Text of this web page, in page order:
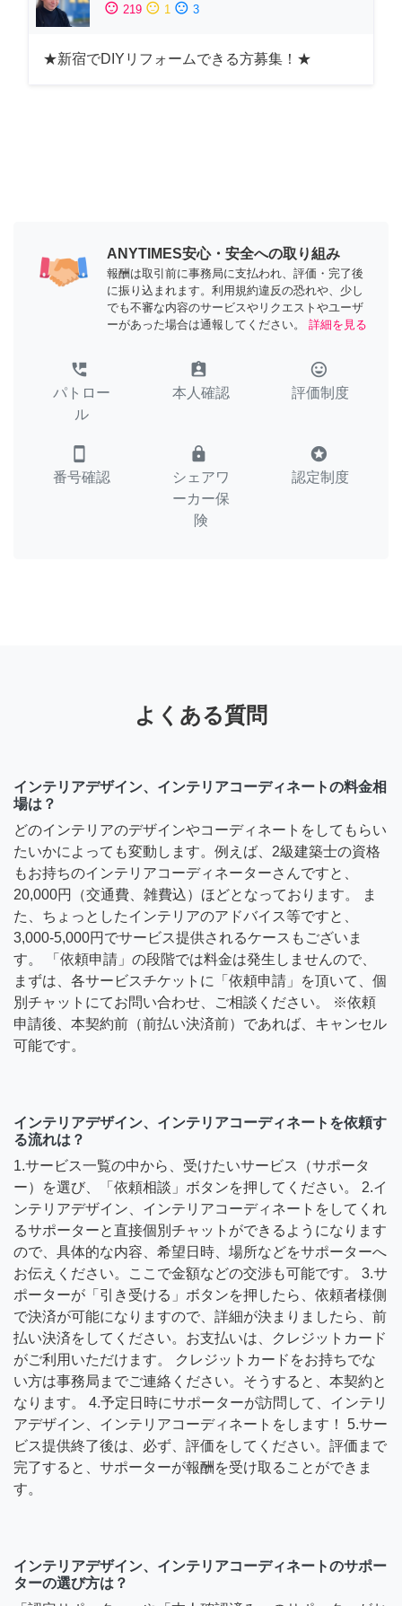
sentiment_satisfied 219 sentiment_neutral 1 sentiment_dissatisfied 3
★新宿でDIYリフォームできる方募集！★
ANYTIMES安心・安全への取り組み
報酬は取引前に事務局に支払われ、評価・完了後
に振り込まれます。利用規約違反の恐れや、少し
でも不審な内容のサービスやリクエストやユーザ
ーがあった場合は通報してください。
詳細を見る
perm_phone_msg
パトロー
ル
assignment_ind
本人確認
tag_faces
評価制度
smartphone
番号確認
lock
シェアワ
ーカー保
険
stars
認定制度
よくある質問
インテリアデザイン、インテリアコーディネートの料金相
場は？
どのインテリアのデザインやコーディネートをしてもらい
たいかによっても変動します。例えば、2級建築士の資格
もお持ちのインテリアコーディネーターさんですと、
20,000円（交通費、雑費込）ほどとなっております。 ま
た、ちょっとしたインテリアのアドバイス等ですと、
3,000-5,000円でサービス提供されるケースもございま
す。 「依頼申請」の段階では料金は発生しませんので、
まずは、各サービスチケットに「依頼申請」を頂いて、個
別チャットにてお問い合わせ、ご相談ください。 ※依頼
申請後、本契約前（前払い決済前）であれば、キャンセル
可能です。
インテリアデザイン、インテリアコーディネートを依頼す
る流れは？
1.サービス一覧の中から、受けたいサービス（サポータ
ー）を選び、「依頼相談」ボタンを押してください。 2.イ
ンテリアデザイン、インテリアコーディネートをしてくれ
るサポーターと直接個別チャットができるようになります
ので、具体的な内容、希望日時、場所などをサポーターへ
お伝えください。ここで金額などの交渉も可能です。 3.サ
ポーターが「引き受ける」ボタンを押したら、依頼者様側
で決済が可能になりますので、詳細が決まりましたら、前
払い決済をしてください。お支払いは、クレジットカード
がご利用いただけます。 クレジットカードをお持ちでな
い方は事務局までご連絡ください。そうすると、本契約と
なります。 4.予定日時にサポーターが訪問して、インテリ
アデザイン、インテリアコーディネートをします！ 5.サー
ビス提供終了後は、必ず、評価をしてください。評価まで
完了すると、サポーターが報酬を受け取ることができま
す。
インテリアデザイン、インテリアコーディネートのサポー
ターの選び方は？